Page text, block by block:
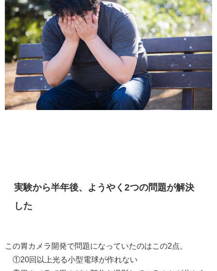
実験から半年後、ようやく2つの問題が解決
した
この胃カメラ開発で問題になっていたのはこの2点。
①20回以上光る小型電球が作れない